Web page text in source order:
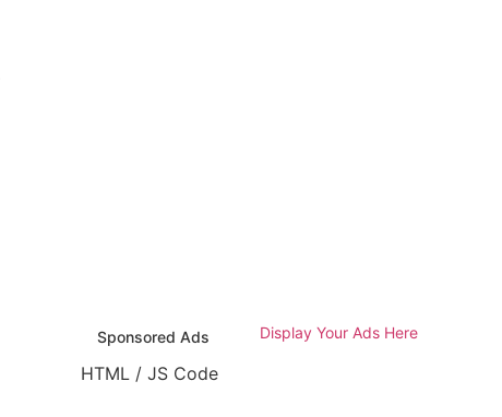
Sponsored Ads Display Your Ads Here
HTML / JS Code